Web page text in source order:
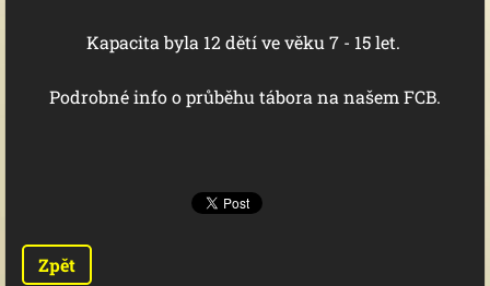
Kapacita byla 12 dětí ve věku 7 - 15 let.
Podrobné info o průběhu tábora na našem FCB.
Zpět